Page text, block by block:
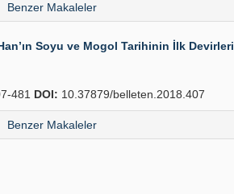
Benzer Makaleler
Soyu ve Mogol Tarihinin İlk Devirleri
481 DOI: 10.37879/belleten.2018.407
Benzer Makaleler